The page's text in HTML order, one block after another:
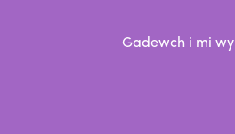
Gadewch i mi